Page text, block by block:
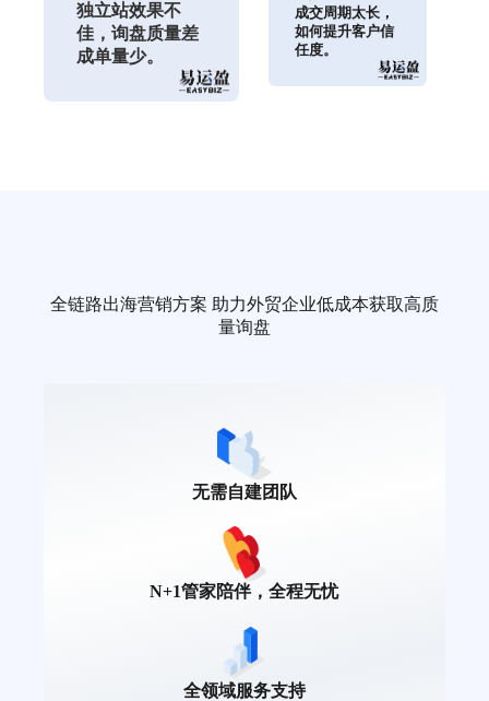
独立站效果不
佳，询盘质量差
成单量少。
成交周期太长，
如何提升客户信
任度。
全链路出海营销方案 助力外贸企业低成本获取高质
量询盘
无需自建团队
N+1管家陪伴，全程无忧
全领域服务支持